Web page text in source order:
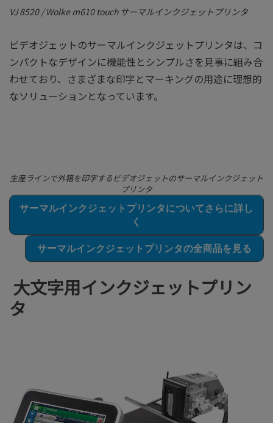
VJ 8520 / Wolke m610 touch サーマルインクジェットプリンタ
ビデオジェットのサーマルインクジェットプリンタは、コ
ンパクトなデザインに機能性とシンプルさを見事に組み合
わせており、さまざまな印字とマーキングの用途に理想的
なソリューションとなっています。
生産ラインで外箱を印字するビデオジェットのサーマルインクジェット
プリンタ
サーマルインクジェットプリンタについてさらに詳し
く
サーマルインクジェットプリンタの全商品を見る
大文字用インクジェットプリン
タ